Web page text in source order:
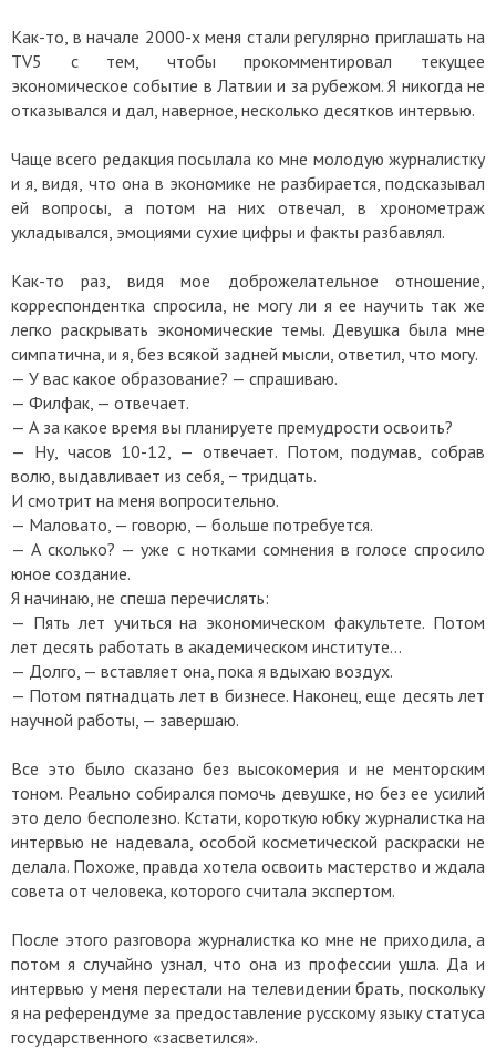
Как-то, в начале 2000-х меня стали регулярно приглашать на
TV5 с тем, чтобы прокомментировал текущее
экономическое событие в Латвии и за рубежом. Я никогда не
отказывался и дал, наверное, несколько десятков интервью.
Чаще всего редакция посылала ко мне молодую журналистку
и я, видя, что она в экономике не разбирается, подсказывал
ей вопросы, а потом на них отвечал, в хронометраж
укладывался, эмоциями сухие цифры и факты разбавлял.
Как-то раз, видя мое доброжелательное отношение,
корреспондентка спросила, не могу ли я ее научить так же
легко раскрывать экономические темы. Девушка была мне
симпатична, и я, без всякой задней мысли, ответил, что могу.
— У вас какое образование? — спрашиваю.
— Филфак, — отвечает.
— А за какое время вы планируете премудрости освоить?
— Ну, часов 10-12, — отвечает. Потом, подумав, собрав
волю, выдавливает из себя, − тридцать.
И смотрит на меня вопросительно.
— Маловато, — говорю, — больше потребуется.
—А сколько? — уже с нотками сомнения в голосе спросило
юное создание.
Я начинаю, не спеша перечислять:
— Пять лет учиться на экономическом факультете. Потом
лет десять работать в академическом институте...
— Долго, — вставляет она, пока я вдыхаю воздух.
— Потом пятнадцать лет в бизнесе. Наконец, еще десять лет
научной работы, — завершаю.
Все это было сказано без высокомерия и не менторским
тоном. Реально собирался помочь девушке, но без ее усилий
это дело бесполезно. Кстати, короткую юбку журналистка на
интервью не надевала, особой косметической раскраски не
делала. Похоже, правда хотела освоить мастерство и ждала
совета от человека, которого считала экспертом.
После этого разговора журналистка ко мне не приходила, а
потом я случайно узнал, что она из профессии ушла. Да и
интервью у меня перестали на телевидении брать, поскольку
я на референдуме за предоставление русскому языку статуса
государственного «засветился».